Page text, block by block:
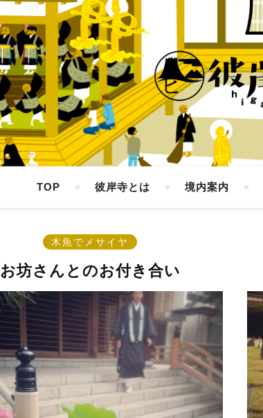
TOP 彼岸寺とは 境内案内
木魚でメサイヤ
お坊さんとのお付き合い